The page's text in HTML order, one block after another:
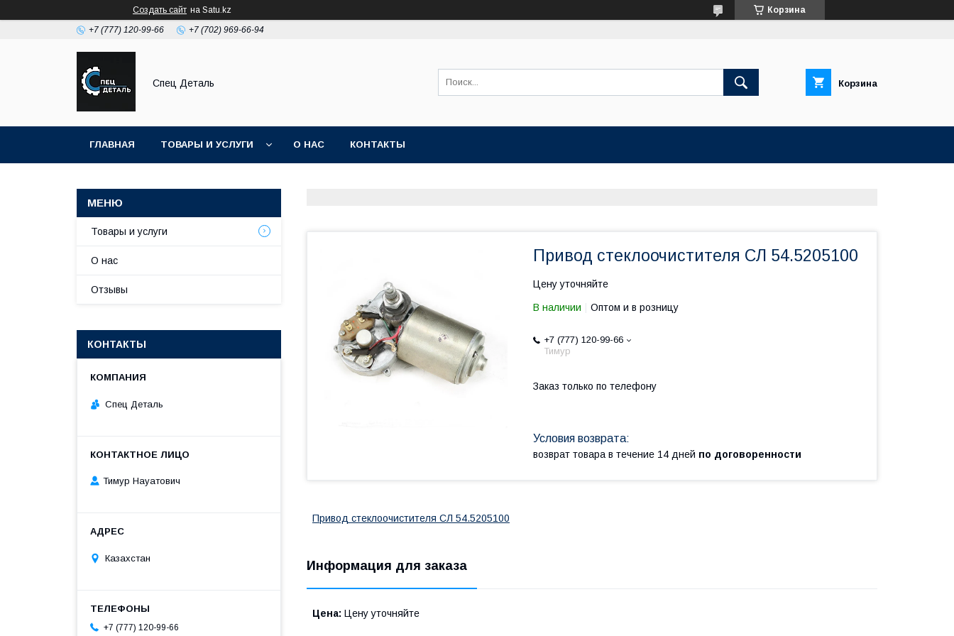
Создать сайт на Satu.kz Корзина
+7 (777) 120-99-66 +7 (702) 969-66-94
Спец Деталь Корзина
ГЛАВНАЯ ТОВАРЫ И УСЛУГИ О НАС КОНТАКТЫ
Привод стеклоочистителя СЛ 54.5205100
Цену уточняйте
В наличии Оптом и в розницу
+7 (777) 120-99-66
Тимур
Заказ только по телефону
возврат товара в течение 14 дней по договоренности
Привод стеклоочистителя СЛ 54.5205100
Информация для заказа
Цена: Цену уточняйте
Товары и услуги
О нас
Отзывы
КОНТАКТЫ
Спец Деталь
Тимур Науатович
Казахстан
+7 (777) 120-99-66